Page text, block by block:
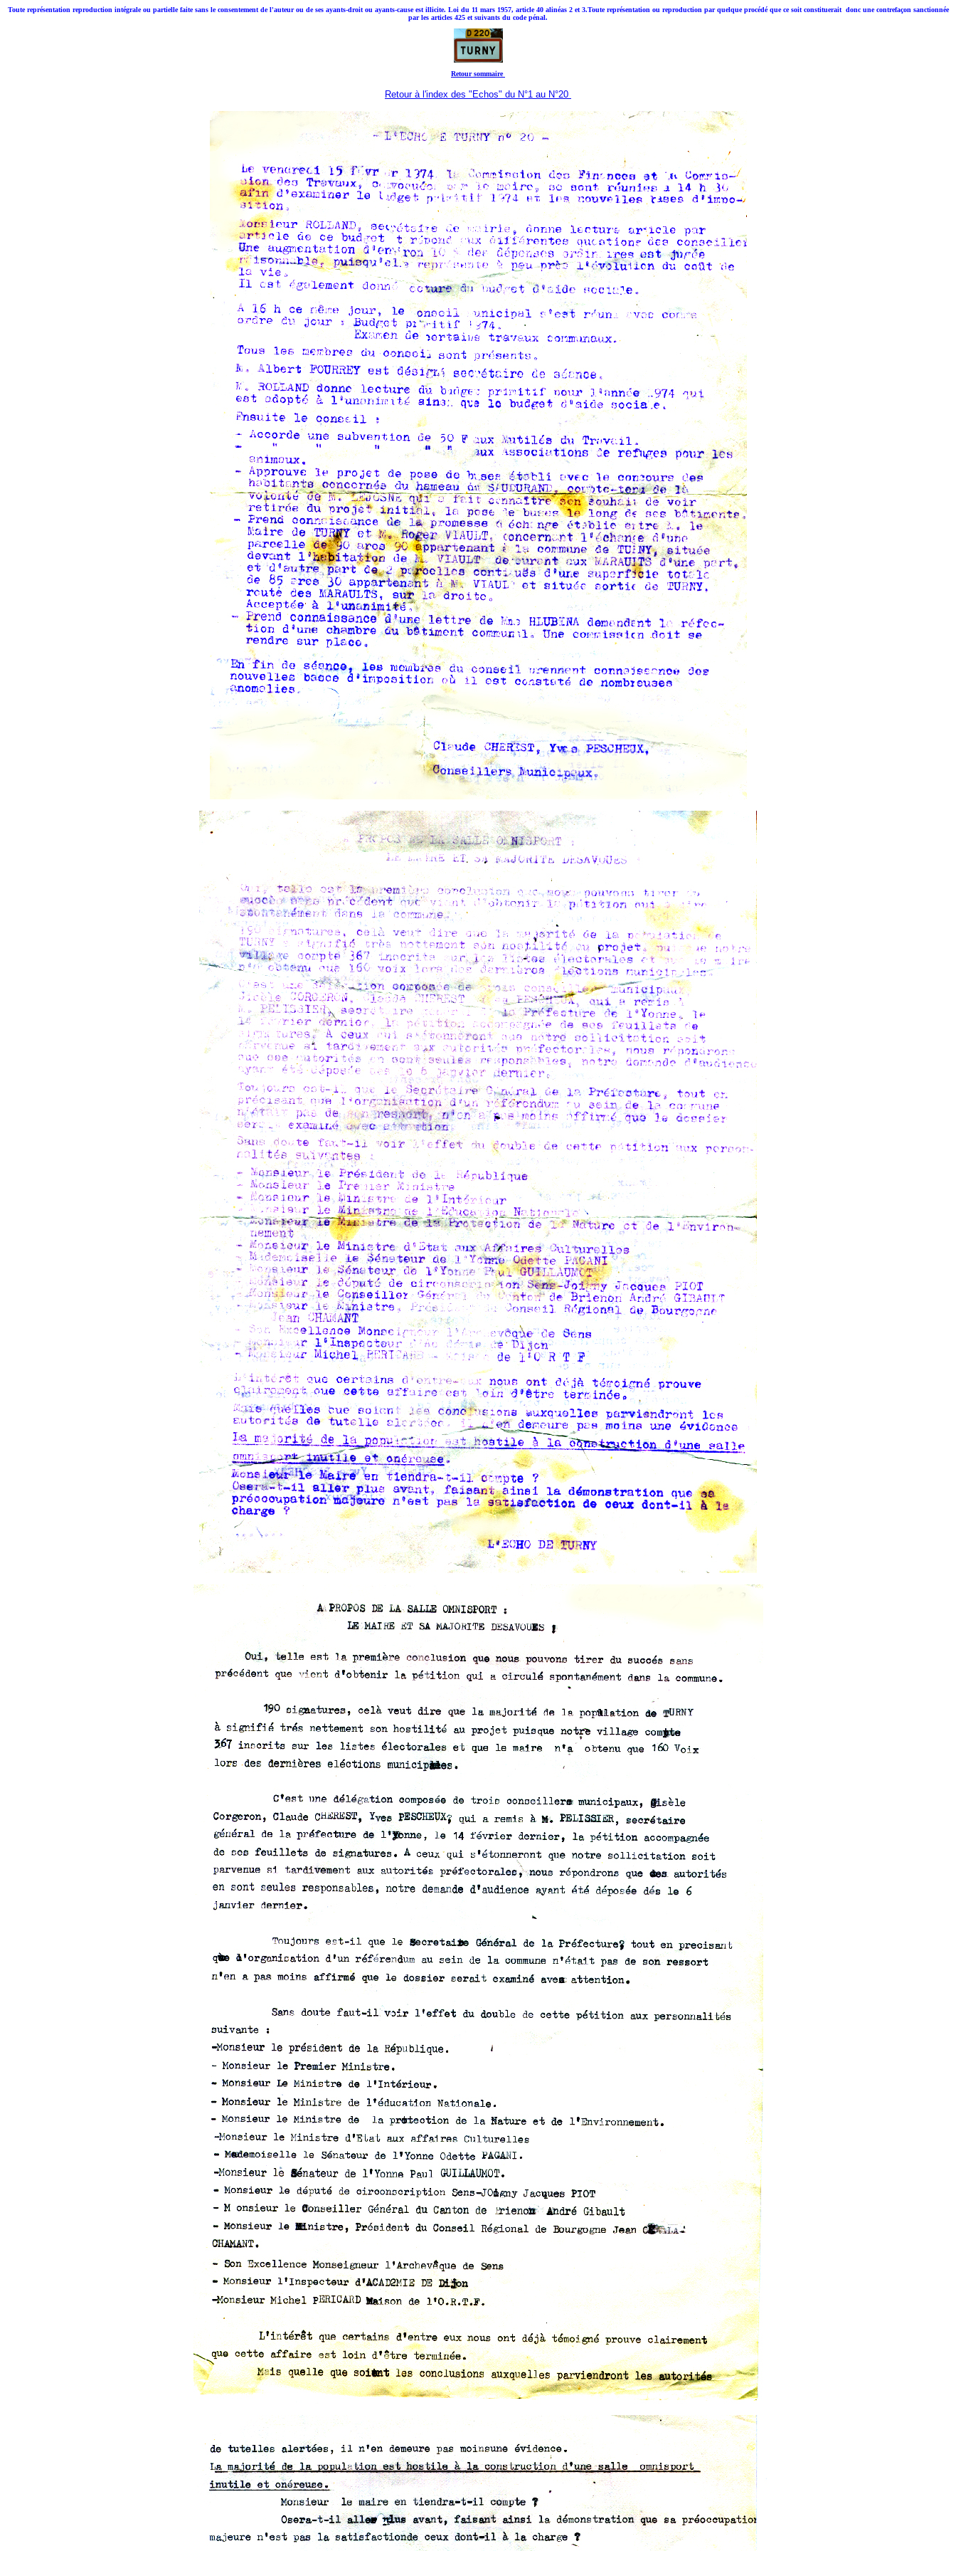
Toute représentation reproduction intégrale ou partielle faite sans le consentement de l'auteur ou de ses ayants-droit ou ayants-cause est illicite. Loi du 11 mars 1957, article 40 alinéas 2 et 3.Toute représentation ou reproduction par quelque procédé que ce soit constituerait donc une contrefaçon sanctionnée
par les articles 425 et suivants du code pénal.
Retour sommaire
Retour à l'index des "Echos" du N°1 au N°20